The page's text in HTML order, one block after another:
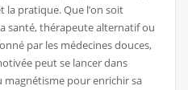
la pratique. Que l’on soit
santé, thérapeute alternatif ou
par les médecines douces,
peut se lancer dans
magnétisme pour enrichir sa